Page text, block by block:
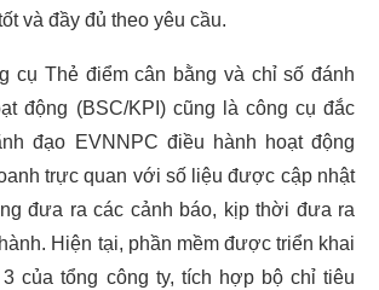
và đầy đủ theo yêu cầu.
cụ Thẻ điểm cân bằng và chỉ số đánh
động (BSC/KPI) cũng là công cụ đắc
đạo EVNNPC điều hành hoạt động
trực quan với số liệu được cập nhật
đưa ra các cảnh báo, kịp thời đưa ra
Hiện tại, phần mềm được triển khai
của tổng công ty, tích hợp bộ chỉ tiêu